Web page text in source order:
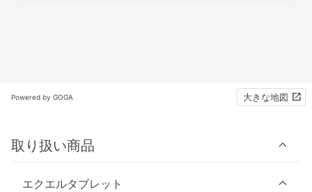
Powered by GOGA 大きな地図
取り扱い商品
エクエルタブレット